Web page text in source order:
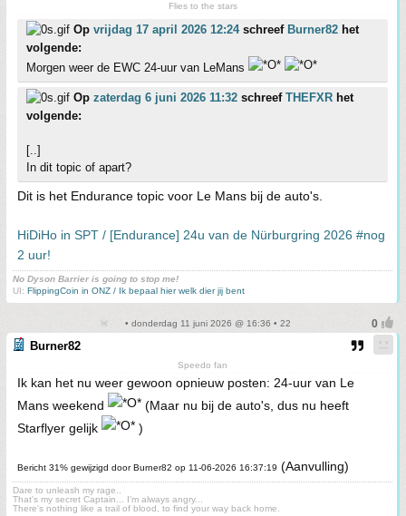
Flies to the stars
Op vrijdag 17 april 2026 12:24schreef Burner82 het
volgende:
Morgen weer de EWC 24-uur van LeMans
Op zaterdag 6 juni 2026 11:32 schreef THEFXR het
volgende:
[..]
In dit topic of apart?
Dit is het Endurance topic voor Le Mans bij de auto's.
HiDiHo in SPT / [Endurance] 24u van de Nürburgring 2026 #nog
2 uur!
No Dyson Barrier is going to stop me!
UI: FlippingCoin in ONZ / Ik bepaal hier welk dier jij bent
• donderdag 11 juni 2026 @ 16:36 • 22
Burner82
Speedo fan
Ik kan het nu weer gewoon opnieuw posten: 24-uur van Le
Mans weekend
(Maar nu bij de auto's, dus nu heeft
Starflyer gelijk
)
Bericht 31% gewijzigd door Burner82 op 11-06-2026 16:37:19 (Aanvulling)
Dare to unleash my rage..
That's my secret Captain... I'm always angry...
There's nothing like a trail of blood, to find your way back home.